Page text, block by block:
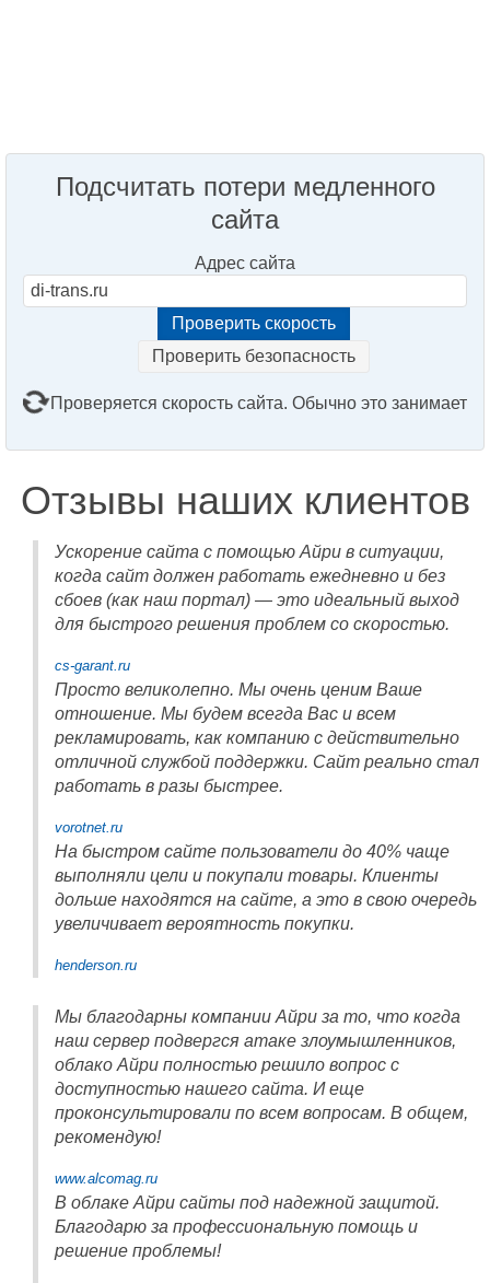
Подсчитать потери медленного
сайта
Адрес сайта
Проверить безопасность
Проверяется скорость сайта. Обычно это занимает
Отзывы наших клиентов
Ускорение сайта с помощью Айри в ситуации,
когда сайт должен работать ежедневно и без
сбоев (как наш портал) — это идеальный выход
для быстрого решения проблем со скоростью.
cs-garant.ru
Просто великолепно. Мы очень ценим Ваше
отношение. Мы будем всегда Вас и всем
рекламировать, как компанию с действительно
отличной службой поддержки. Сайт реально стал
работать в разы быстрее.
vorotnet.ru
На быстром сайте пользователи до 40% чаще
выполняли цели и покупали товары. Клиенты
дольше находятся на сайте, а это в свою очередь
увеличивает вероятность покупки.
henderson.ru
Мы благодарны компании Айри за то, что когда
наш сервер подвергся атаке злоумышленников,
облако Айри полностью решило вопрос с
доступностью нашего сайта. И еще
проконсультировали по всем вопросам. В общем,
рекомендую!
www.alcomag.ru
В облаке Айри сайты под надежной защитой.
Благодарю за профессиональную помощь и
решение проблемы!